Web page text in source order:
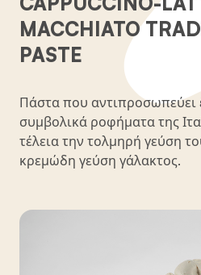
MACCHIATO
PASTE
Πάστα που αντιπροσωπεύει
συμβολικά ροφήματα της
τέλεια την τολμηρή γεύση
κρεμώδη γεύση γάλακτος.